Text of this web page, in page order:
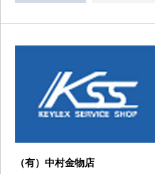
（有）中村金物店